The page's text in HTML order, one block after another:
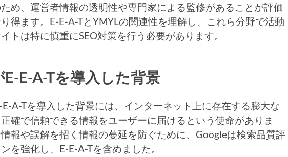
め、運営者情報の透明性や専門家による監修があることが評価
得ます。E-E-A-TとYMYLの関連性を理解し、これら分野で活動
トは特に慎重にSEO対策を行う必要があります。
E-E-A-Tを導入した背景
A-Tを導入した背景には、インターネット上に存在する膨大な
確で信頼できる情報をユーザーに届けるという使命がありま
報や誤解を招く情報の蔓延を防ぐために、Googleは検索品質評
を強化し、E-E-A-Tを含めました。